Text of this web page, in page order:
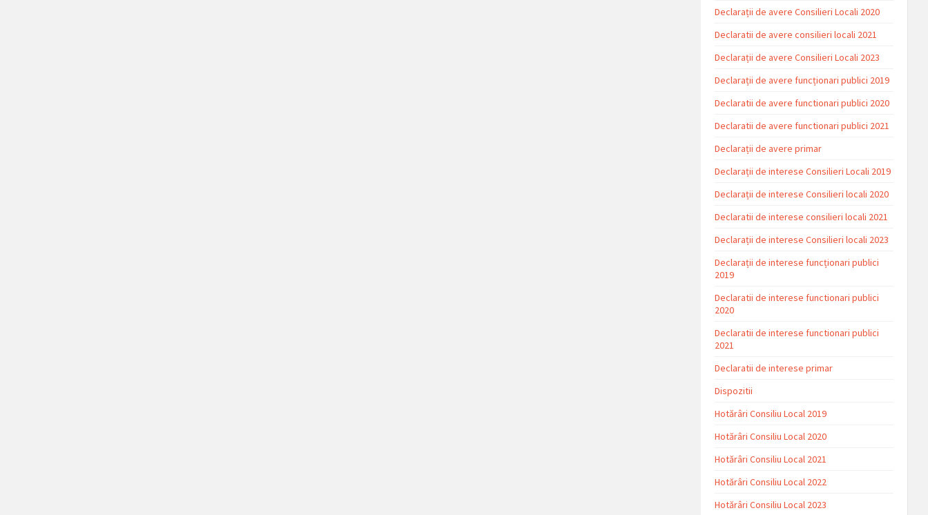
Declarații de avere Consilieri Locali 2020
Declaratii de avere consilieri locali 2021
Declarații de avere Consilieri Locali 2023
Declarații de avere funcționari publici 2019
Declaratii de avere functionari publici 2020
Declaratii de avere functionari publici 2021
Declarații de avere primar
Declarații de interese Consilieri Locali 2019
Declarații de interese Consilieri locali 2020
Declaratii de interese consilieri locali 2021
Declarații de interese Consilieri locali 2023
Declarații de interese funcționari publici
2019
Declaratii de interese functionari publici
2020
Declaratii de interese functionari publici
2021
Declaratii de interese primar
Dispozitii
Hotărâri Consiliu Local 2019
Hotărâri Consiliu Local 2020
Hotărâri Consiliu Local 2021
Hotărâri Consiliu Local 2022
Hotărâri Consiliu Local 2023